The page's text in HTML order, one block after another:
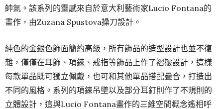
帥氣。該系列的靈感來自於意大利藝術家Lucio Fontana的
畫作，由Zuzana Spustova操刀設計。
純色的金銀色飾面簡約高級，所有飾品的造型設計也並不復
雜，僅僅在耳飾、項鍊、戒指等飾品上作了褶皺設計，這樣
每款單品既可獨立佩戴，也可和其他單品搭配疊合，打造出
不同的風格。系列的項鍊吊墜以及部分耳釘則作了不規則的
立體設計，這與Lucio Fontana畫作的三維空間概念遙相呼